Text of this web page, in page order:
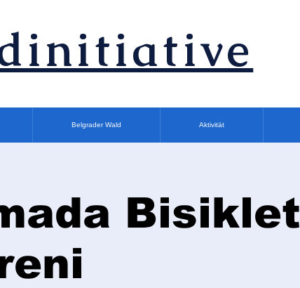
Belgrader Wald Aktivität
Bisiklet